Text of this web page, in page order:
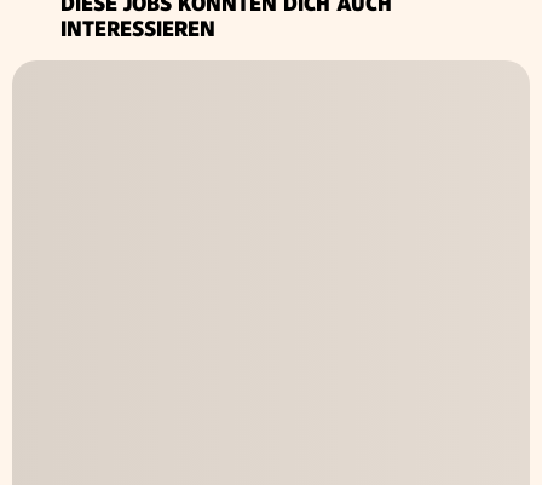
INTERESSIEREN